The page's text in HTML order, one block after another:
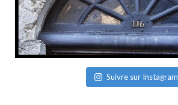
Suivre sur Instagram